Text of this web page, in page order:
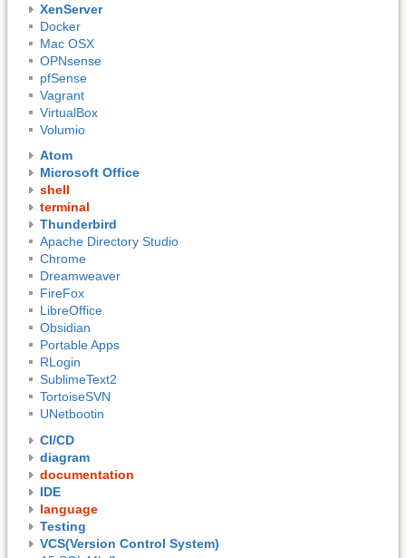
XenServer
Docker
Mac OSX
OPNsense
pfSense
Vagrant
VirtualBox
Volumio
Atom
Microsoft Office
shell
terminal
Thunderbird
Apache Directory Studio
Chrome
Dreamweaver
FireFox
LibreOffice
Obsidian
Portable Apps
RLogin
SublimeText2
TortoiseSVN
UNetbootin
CI/CD
diagram
documentation
IDE
language
Testing
VCS(Version Control System)